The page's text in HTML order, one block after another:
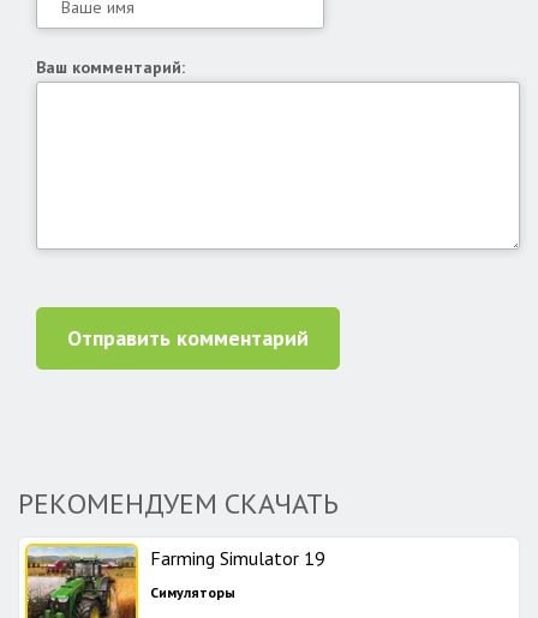
Ваш комментарий:
Отправить комментарий
РЕКОМЕНДУЕМ СКАЧАТЬ
Farming Simulator 19
Симуляторы